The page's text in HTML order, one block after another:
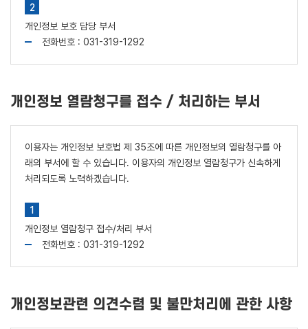
개인정보 보호 담당 부서
전화번호 : 031-319-1292
개인정보 열람청구를 접수 / 처리하는 부서
이용자는 개인정보 보호법 제 35조에 따른 개인정보의 열람청구를 아
래의 부서에 할 수 있습니다. 이용자의 개인정보 열람청구가 신속하게
처리되도록 노력하겠습니다.
개인정보 열람청구 접수/처리 부서
전화번호 : 031-319-1292
개인정보관련 의견수렴 및 불만처리에 관한 사항